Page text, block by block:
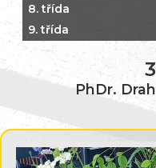
8. třída
9. třída
PhDr.